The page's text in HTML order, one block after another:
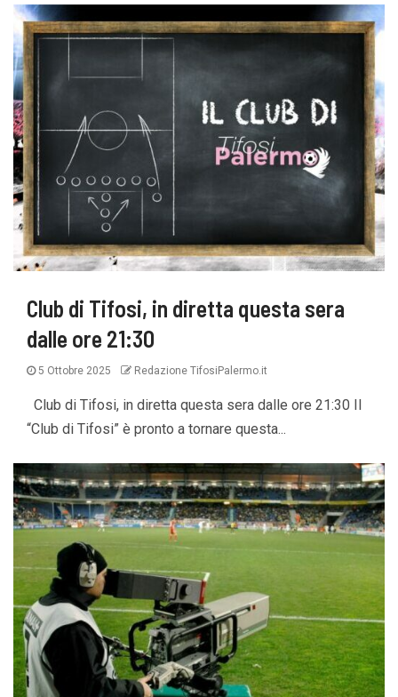
Club di Tifosi, in diretta questa sera
dalle ore 21:30
5 Ottobre 2025 Redazione TifosiPalermo.it
Club di Tifosi, in diretta questa sera dalle ore 21:30 Il
“Club di Tifosi” è pronto a tornare questa...